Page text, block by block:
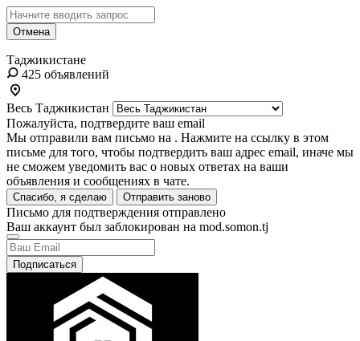
Отмена
Таджикистане
425 объявлений
Весь Таджикистан
Пожалуйста, подтвердите ваш email
Мы отправили вам письмо на . Нажмите на ссылку в этом
письме для того, чтобы подтвердить ваш адрес email, иначе мы
не сможем уведомить вас о новых ответах на ваши
объявления и сообщениях в чате.
Спасибо, я сделаю Отправить заново
Письмо для подтверждения отправлено
Ваш аккаунт был заблокирован на mod.somon.tj
Подписаться